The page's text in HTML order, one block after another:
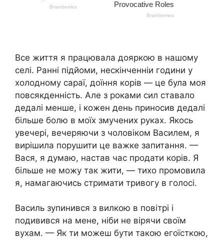
Все життя я працювала дояркою в нашому
селі. Ранні підйоми, нескінченніи години у
холодному сараї, доїння корів — це була моя
повсякденність. Але з роками сил ставало
дедалі менше, і кожен день приносив дедалі
більше болю в моїх змучених руках. Якось
увечері, вечеряючи з чоловіком Василем, я
вирішила порушити це важке запитання. —
Вася, я думаю, настав час продати корів. Я
більше не можу так жити, — тихо промовила
я, намагаючись стримати тривогу в голосі.
Василь зупинився з вилкою в повітрі і
подивився на мене, ніби не вірячи своїм
вухам. — Як ти можеш бути такою егоїсткою,